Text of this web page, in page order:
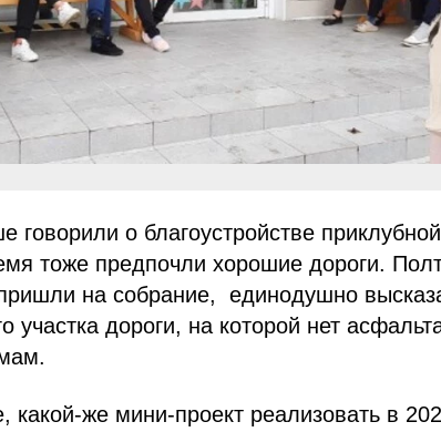
говорили о благоустройстве
тоже предпочли хорошие дороги.
на собрание, единодушно
участка дороги, на которой нет
какой-же мини-проект реализовать в